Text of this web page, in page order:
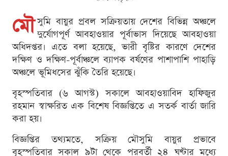
মৌ সুমি বায়ুর প্রবল সক্রিয়তায় দেশের বিভিন্ন অঞ্চলে
দুর্যোগপূর্ণ আবহাওয়ার পূর্বাভাস দিয়েছে আবহাওয়া
অধিদপ্তর। এতে বলা হয়েছে, ভারী বৃষ্টির কারণে দেশের
দক্ষিণ ও দক্ষিণ-পূর্বাঞ্চলে ব্যাপক বর্ষণের পাশাপাশি পাহাড়ি
অঞ্চলে ভূমিধসের ঝুঁকি তৈরি হয়েছে।
বৃহস্পতিবার (৬ আগস্ট) সকালে আবহাওয়াবিদ হাফিজুর
রহমান স্বাক্ষরিত এক বিশেষ বিজ্ঞপ্তিতে এ সতর্ক বার্তা জারি
করা হয়।
বিজ্ঞপ্তির তথ্যমতে, সক্রিয় মৌসুমি বায়ুর প্রভাবে
বৃহস্পতিবার সকাল ৯টা থেকে পরবর্তী ২৪ ঘণ্টার মধ্যে